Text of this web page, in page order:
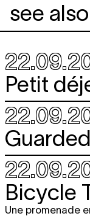
see also
Petit
Bicycle
Une promenade